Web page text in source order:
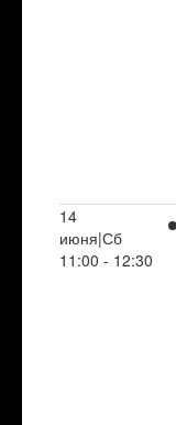
14
июня|Сб
11:00 - 12:30